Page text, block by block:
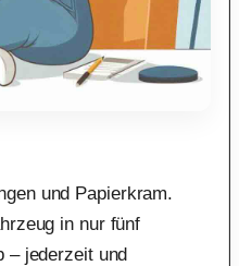
und Papierkram.
in nur fünf
– jederzeit und